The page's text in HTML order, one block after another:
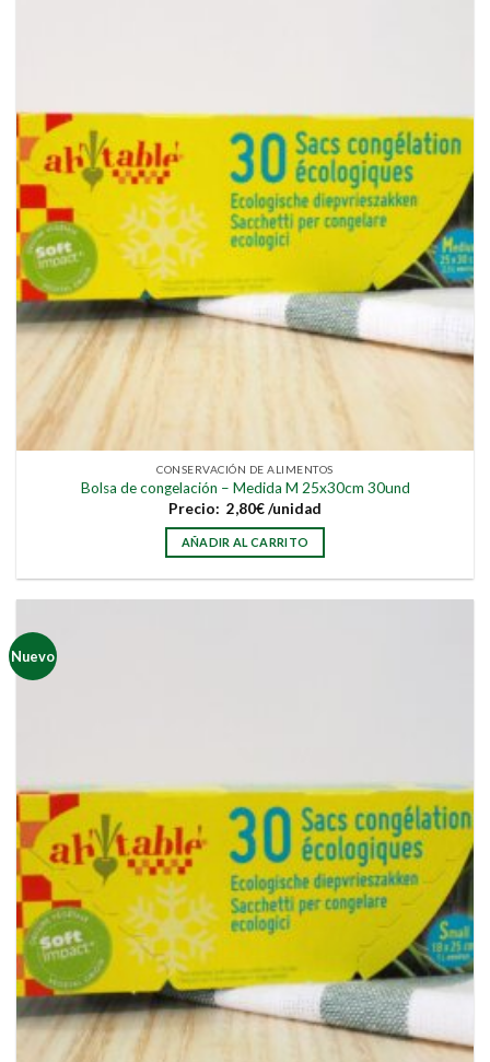
CONSERVACIÓN DE ALIMENTOS
Bolsa de congelación – Medida M 25x30cm 30und
Precio: 2,80€/unidad
AÑADIR AL CARRITO
Nuevo